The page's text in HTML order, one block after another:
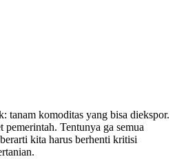
tanam komoditas yang bisa diekspor.
Tentunya ga semua
kita harus berhenti kritisi